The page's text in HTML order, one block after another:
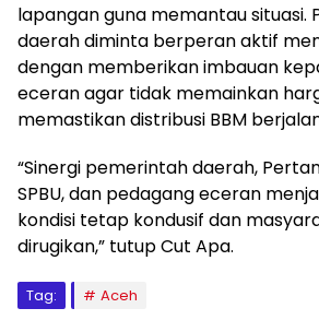
lapangan guna memantau situasi.
daerah diminta berperan aktif
dengan memberikan imbauan
eceran agar tidak memainkan
memastikan distribusi BBM
“Sinergi pemerintah daerah,
SPBU, dan pedagang eceran
kondisi tetap kondusif dan
dirugikan,” tutup Cut Apa.
Tag: Aceh